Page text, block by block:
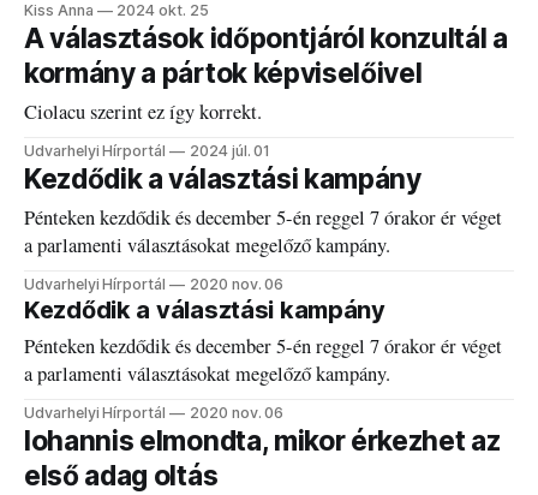
Kiss Anna 2024 okt. 25
A választások időpontjáról konzultál a
kormány a pártok képviselőivel
Ciolacu szerint ez így korrekt.
Udvarhelyi Hírportál 2024 júl. 01
Kezdődik a választási kampány
Pénteken kezdődik és december 5-én reggel 7 órakor ér véget
a parlamenti választásokat megelőző kampány.
Udvarhelyi Hírportál 2020 nov. 06
Kezdődik a választási kampány
Pénteken kezdődik és december 5-én reggel 7 órakor ér véget
a parlamenti választásokat megelőző kampány.
Udvarhelyi Hírportál 2020 nov. 06
Iohannis elmondta, mikor érkezhet az
első adag oltás